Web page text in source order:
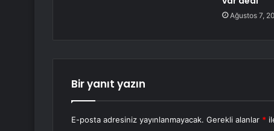
Ağustos 7,
Bir yanıt yazın
E-posta adresiniz yayınlanmayacak. Gerekli alanlar *